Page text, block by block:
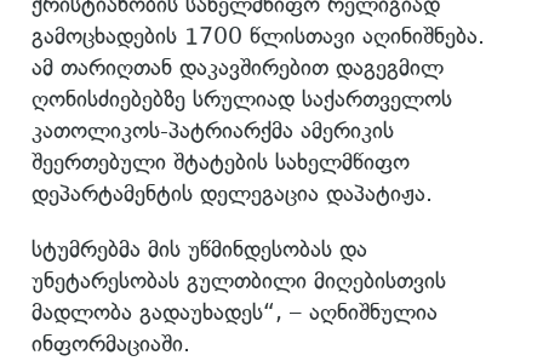
გამოცხადების 1700 წლისთავი აღინიშნება.
ამ თარიღთან დაკავშირებით დაგეგმილ
ღონისძიებებზე სრულიად საქართველოს
კათოლიკოს-პატრიარქმა ამერიკის
შეერთებული შტატების სახელმწიფო
დეპარტამენტის დელეგაცია დაპატიჟა.
სტუმრებმა მის უწმინდესობას და
უნეტარესობას გულთბილი მიღებისთვის
მადლობა გადაუხადეს“, – აღნიშნულია
ინფორმაციაში.